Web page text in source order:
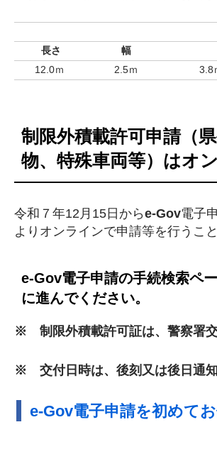
長さ
幅
12.0ｍ
2.5ｍ 3.8
制限外積載許可申請（
物、特殊車両等）はオ
令和７年12月15日からe-Gov電子
よりオンラインで申請等を行うこ
e-Gov電子申請の手続検索ペ
に進んでください。
※ 制限外積載許可証は、警察署
※ 交付日時は、後刻又は後日通知
e-Gov電子申請を初めて